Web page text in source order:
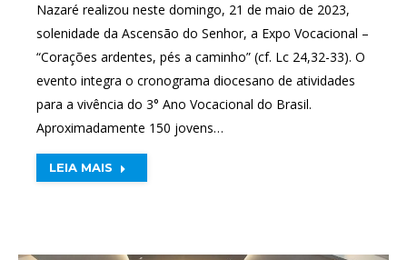
Nazaré realizou neste domingo, 21 de maio de 2023,
solenidade da Ascensão do Senhor, a Expo Vocacional –
“Corações ardentes, pés a caminho” (cf. Lc 24,32-33). O
evento integra o cronograma diocesano de atividades
para a vivência do 3° Ano Vocacional do Brasil.
Aproximadamente 150 jovens…
LEIA MAIS